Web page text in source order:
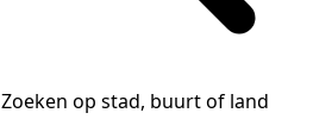
Zoeken op stad, buurt of land